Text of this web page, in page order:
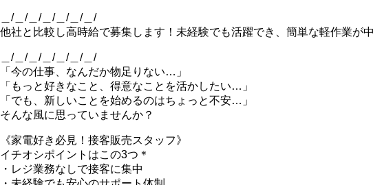
＿/＿/＿/＿/＿/＿/＿/
他社と比較し高時給で募集します！未経験でも活躍でき、簡単な軽作業が
＿/＿/＿/＿/＿/＿/＿/
「今の仕事、なんだか物足りない…」
「もっと好きなこと、得意なことを活かしたい…」
「でも、新しいことを始めるのはちょっと不安…」
そんな風に思っていませんか？
《家電好き必見！接客販売スタッフ》
イチオシポイントはこの3つ＊
・レジ業務なしで接客に集中